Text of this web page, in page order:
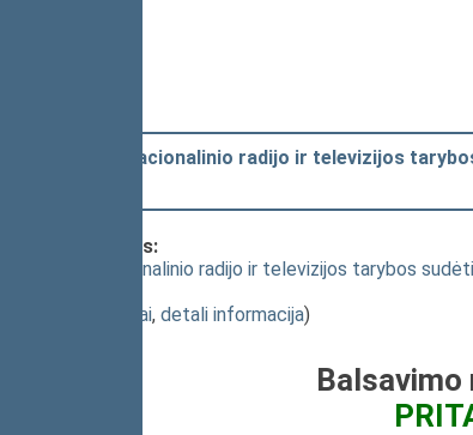
"Dėl Lietuvos nacionalinio radijo ir televizijos
vyko balsavimas:
Lietuvos nacionalinio radijo ir televizijos tarybos
susiję dokumentai, detali informacija)